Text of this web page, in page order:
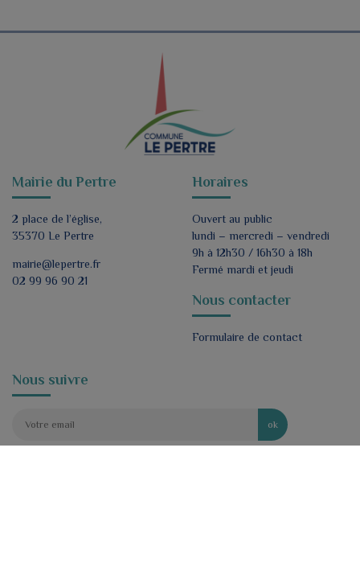
Mairie du Pertre
2 place de l’église,
35370 Le Pertre
mairie@lepertre.fr
02 99 96 90 21
Horaires
Ouvert au public
lundi – mercredi – vendredi
9h à 12h30 / 16h30 à 18h
Fermé mardi et jeudi
Nous contacter
Formulaire de contact
Nous suivre
ok